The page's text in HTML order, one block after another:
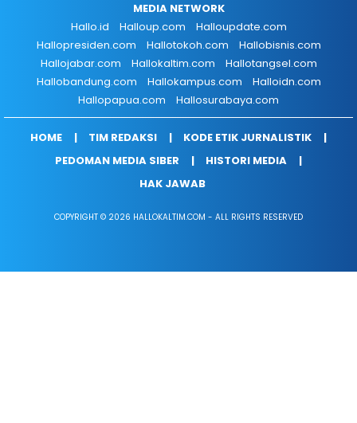
MEDIA NETWORK
Hallo.id
Halloup.com
Halloupdate.com
Hallopresiden.com
Hallotokoh.com
Hallobisnis.com
Hallojabar.com
Hallokaltim.com
Hallotangsel.com
Hallobandung.com
Hallokampus.com
Halloidn.com
Hallopapua.com
Hallosurabaya.com
HOME TIM REDAKSI
KODE ETIK JURNALISTIK
PEDOMAN MEDIA SIBER
HISTORI MEDIA
HAK JAWAB
COPYRIGHT © 2026 HALLOKALTIM.COM - ALL RIGHTS RESERVED